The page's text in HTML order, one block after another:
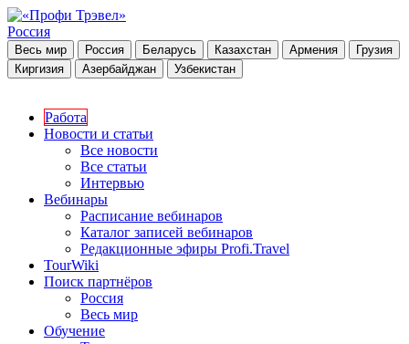
Россия
Весь мир Россия Беларусь Казахстан Армения
Грузия
Киргизия
Азербайджан Узбекистан
Работа
Новости и статьи
Все новости
Все статьи
Интервью
Вебинары
Расписание вебинаров
Каталог записей вебинаров
Редакционные эфиры Profi.Travel
TourWiki
Поиск партнёров
Россия
Весь мир
Обучение